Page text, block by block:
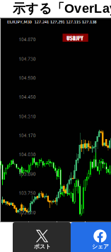
示する「
ポスト シェア